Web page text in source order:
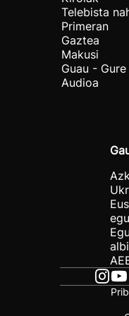
Telebista
Primeran
Gaztea
Makusi
Guau - Gure
Audioa